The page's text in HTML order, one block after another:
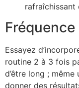
rafraîchissant
Essayez
routine 2 à 3 fois
d’être long ;
donner des